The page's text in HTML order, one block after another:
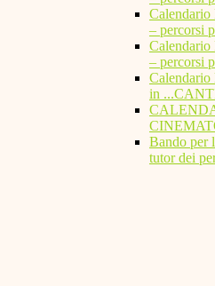
Calendario
– percorsi
Calendario
– percorsi
in
Bando per
tutor dei